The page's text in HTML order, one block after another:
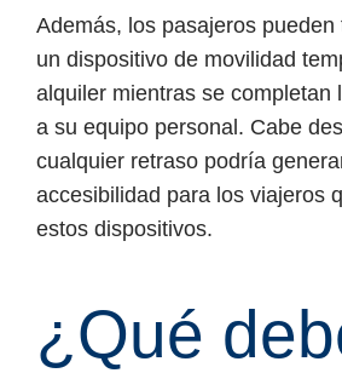
Además, los pasajeros
un dispositivo de movilidad
alquiler mientras se completan
a su equipo personal. Cabe
cualquier retraso podría
accesibilidad para los viajeros
estos dispositivos.
¿Qué